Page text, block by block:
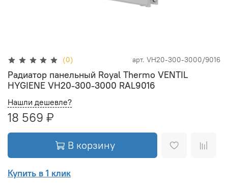
(0) арт. VH20-300-3000/9016
Радиатор панельный Royal Thermo VENTIL
HYGIENE VH20-300-3000 RAL9016
Нашли дешевле?
18 569 ₽
В корзину
Купить в 1 клик